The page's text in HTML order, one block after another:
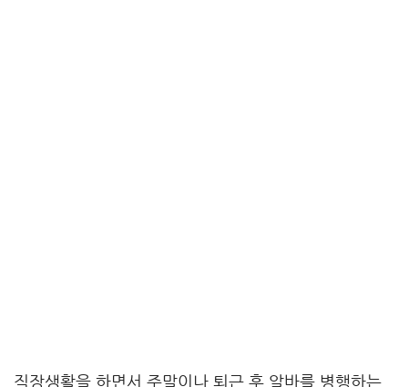
직장생활을 하면서 주말이나 퇴근 후 알바를 병행하는